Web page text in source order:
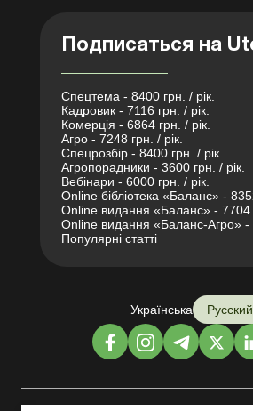
Подписаться на
Спецтема - 8400 грн. / рік.
Кадровик - 7116 грн. / рік.
Комерція - 6864 грн. / рік.
Агро - 7248 грн. / рік.
Спецрозбір - 8400 грн. / рік.
Агропорадники - 3600 грн. / рік.
Вебінари - 6000 грн. / рік.
Online бібліотека «Баланс» -
Online видання «Баланс» - 7704
Online видання «Баланс-Агро» -
Популярні статті
Українська Русский